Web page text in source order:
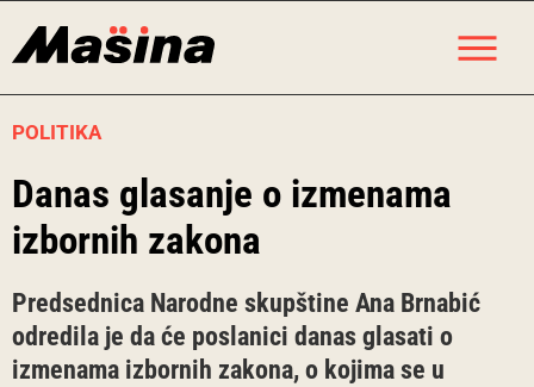
POLITIKA
Danas glasanje o izmenama
izbornih zakona
Predsednica Narodne skupštine Ana Brnabić
odredila je da će poslanici danas glasati o
izmenama izbornih zakona, o kojima se u